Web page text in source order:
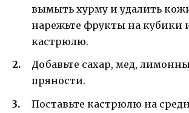
вымыть хурму и удалить
нарежьте фрукты на кубики
кастрюлю.
Добавьте сахар, мед,
пряности.
Поставьте кастрюлю на